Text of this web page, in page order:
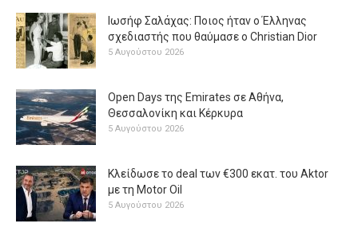
Ιωσήφ Σαλάχας: Ποιος ήταν ο Έλληνας
σχεδιαστής που θαύμασε ο Christian Dior
5 Αυγούστου 2026
Open Days της Emirates σε Αθήνα,
Θεσσαλονίκη και Κέρκυρα
5 Αυγούστου 2026
Κλείδωσε το deal των €300 εκατ. του Aktor
με τη Μotor Oil
5 Αυγούστου 2026